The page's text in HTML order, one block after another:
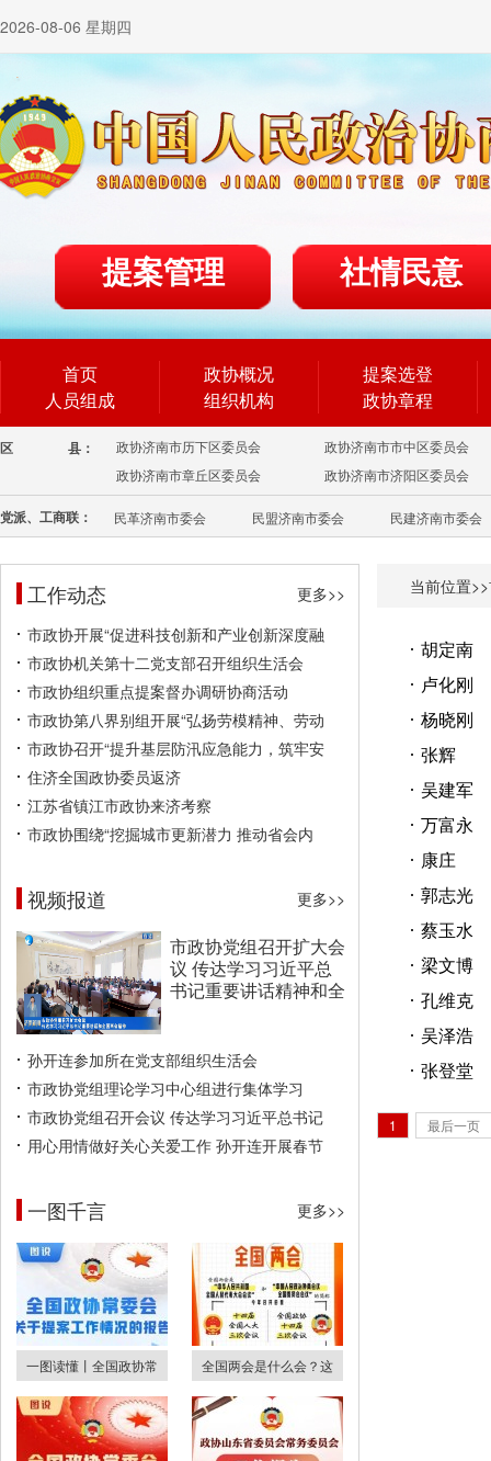
2026-08-06 星期四
提案管理 社情民意
首页
人员组成
政协概况
组织机构
提案选登
政协章程
区 县： 政协济南市历下区委员会
政协济南市市中区委员会
政协济南市章丘区委员会
政协济南市济阳区委员会
党派、工商联： 民革济南市委会 民盟济南市委会 民建济南市委会
工作动态
更多>>
市政协开展“促进科技创新和产业创新深度融
市政协机关第十二党支部召开组织生活会
市政协组织重点提案督办调研协商活动
市政协第八界别组开展“弘扬劳模精神、劳动
市政协召开“提升基层防汛应急能力，筑牢安
住济全国政协委员返济
江苏省镇江市政协来济考察
市政协围绕“挖掘城市更新潜力 推动省会内
视频报道 更多>>
市政协党组召开扩大会
议 传达学习习近平总
书记重要讲话精神和全
孙开连参加所在党支部组织生活会
市政协党组理论学习中心组进行集体学习
市政协党组召开会议 传达学习习近平总书记
用心用情做好关心关爱工作 孙开连开展春节
一图千言 更多>>
一图读懂丨全国政协常 全国两会是什么会？这
当前位置>>
胡定南
卢化刚
杨晓刚
张辉
吴建军
万富永
康庄
郭志光
蔡玉水
梁文博
孔维克
吴泽浩
张登堂
1 最后一页